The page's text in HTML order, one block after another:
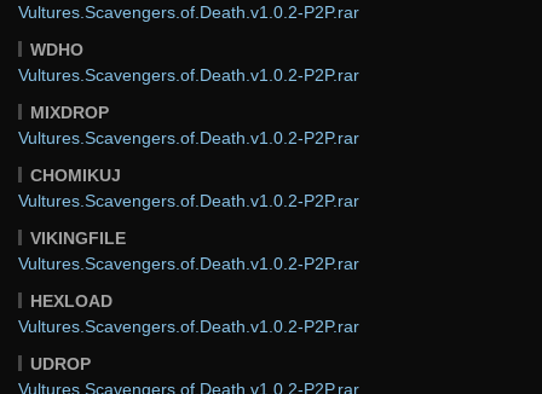
Vultures.Scavengers.of.Death.v1.0.2-P2P.rar
WDHO
Vultures.Scavengers.of.Death.v1.0.2-P2P.rar
MIXDROP
Vultures.Scavengers.of.Death.v1.0.2-P2P.rar
CHOMIKUJ
Vultures.Scavengers.of.Death.v1.0.2-P2P.rar
VIKINGFILE
Vultures.Scavengers.of.Death.v1.0.2-P2P.rar
HEXLOAD
Vultures.Scavengers.of.Death.v1.0.2-P2P.rar
UDROP
Vultures.Scavengers.of.Death.v1.0.2-P2P.rar